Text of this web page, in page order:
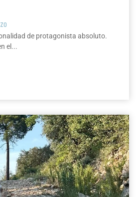
de protagonista absoluto.
el...